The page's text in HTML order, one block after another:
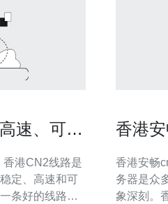
速、可
定、高速和可
条好的线路至
香港
香港安畅cn2
务器是众
象深刻。